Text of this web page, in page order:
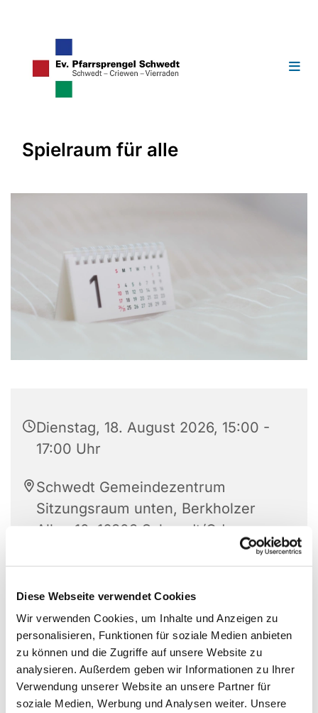
Diese Webseite verwendet Cookies
Wir verwenden Cookies, um Inhalte und Anzeigen zu
personalisieren, Funktionen für soziale Medien anbieten
zu können und die Zugriffe auf unsere Website zu
analysieren. Außerdem geben wir Informationen zu Ihrer
Verwendung unserer Website an unsere Partner für
soziale Medien, Werbung und Analysen weiter. Unsere
Spielraum für alle
Dienstag, 18. August 2026, 15:00 -
17:00 Uhr
Schwedt Gemeindezentrum
Sitzungsraum unten, Berkholzer
Allee 10, 16303 Schwedt/Oder
Frau Splinter